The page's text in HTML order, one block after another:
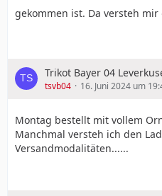
gekommen ist. Da versteh
Trikot Bayer 04
tsvb04 16. Juni 2024 um
Montag bestellt mit vollem
Manchmal versteh ich den
Versandmodalitäten......